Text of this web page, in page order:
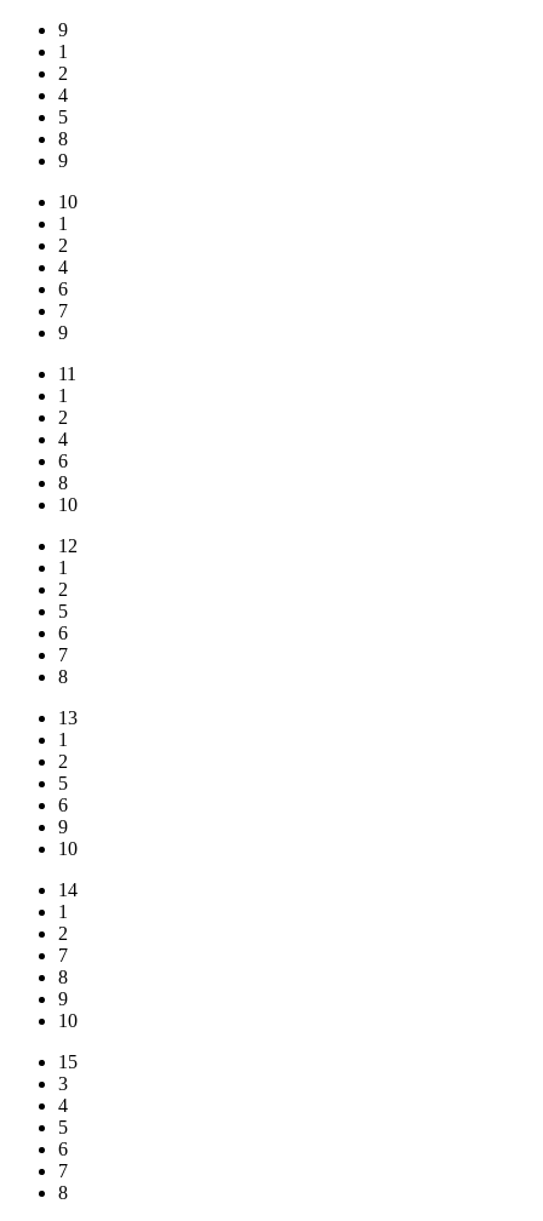
9
1
2
4
5
8
9
10
1
2
4
6
7
9
11
1
2
4
6
8
10
12
1
2
5
6
7
8
13
1
2
5
6
9
10
14
1
2
7
8
9
10
15
3
4
5
6
7
8